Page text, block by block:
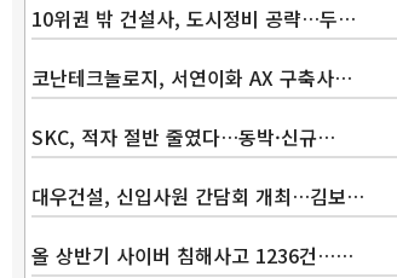
10위권 밖 건설사, 도시정비 공략…두…
코난테크놀로지, 서연이화 AX 구축사…
SKC, 적자 절반 줄였다…동박·신규…
대우건설, 신입사원 간담회 개최…김보…
올 상반기 사이버 침해사고 1236건……